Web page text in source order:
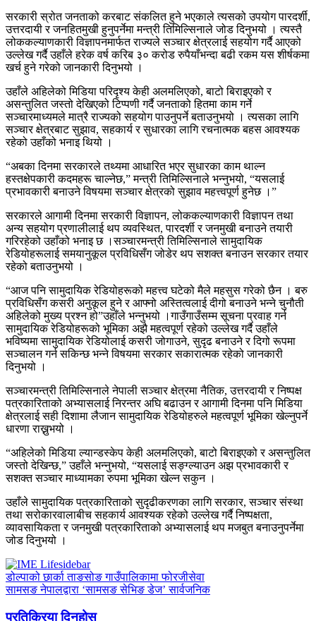
सरकारी स्रोत जनताको करबाट संकलित हुने भएकाले त्यसको उपयोग पारदर्शी,
उत्तरदायी र जनहितमुखी हुनुपर्नेमा मन्त्री तिमिल्सिनाले जोड दिनुभयो । त्यस्तै
लोककल्याणकारी विज्ञापनमार्फत राज्यले सञ्चार क्षेत्रलाई सहयोग गर्दै आएको
उल्लेख गर्दै उहाँले हरेक वर्ष करिब ३० करोड रुपैयाँभन्दा बढी रकम यस शीर्षकमा
खर्च हुने गरेको जानकारी दिनुभयो ।
उहाँले अहिलेको मिडिया परिदृश्य केही अलमलिएको, बाटो बिराइएको र
असन्तुलित जस्तो देखिएको टिप्पणी गर्दै जनताको हितमा काम गर्ने
सञ्चारमाध्यमले मात्रै राज्यको सहयोग पाउनुपर्ने बताउनुभयो । त्यसका लागि
सञ्चार क्षेत्रबाट सुझाव, सहकार्य र सुधारका लागि रचनात्मक बहस आवश्यक
रहेको उहाँको भनाइ थियो ।
“अबका दिनमा सरकारले तथ्यमा आधारित भएर सुधारका काम थाल्न
हस्तक्षेपकारी कदमहरू चाल्नेछ,” मन्त्री तिमिल्सिनाले भन्नुभयो, “यसलाई
प्रभावकारी बनाउने विषयमा सञ्चार क्षेत्रको सुझाव महत्त्वपूर्ण हुनेछ ।”
सरकारले आगामी दिनमा सरकारी विज्ञापन, लोककल्याणकारी विज्ञापन तथा
अन्य सहयोग प्रणालीलाई थप व्यवस्थित, पारदर्शी र जनमुखी बनाउने तयारी
गरिरहेको उहाँको भनाइ छ ।सञ्चारमन्त्री तिमिल्सिनाले सामुदायिक
रेडियोहरूलाई समयानुकूल प्रविधिसँग जोडेर थप सशक्त बनाउन सरकार तयार
रहेको बताउनुभयो ।
“आज पनि सामुदायिक रेडियोहरूको महत्त्व घटेको मैले महसुस गरेको छैन । बरु
प्रविधिसँग कसरी अनुकूल हुने र आफ्नो अस्तित्वलाई दीगो बनाउने भन्ने चुनौती
अहिलेको मुख्य प्रश्न हो”उहाँले भन्नुभयो ।गाउँगाउँसम्म सूचना प्रवाह गर्न
सामुदायिक रेडियोहरूको भूमिका अझै महत्वपूर्ण रहेको उल्लेख गर्दै उहाँले
भविष्यमा सामुदायिक रेडियोलाई कसरी जोगाउने, सुदृढ बनाउने र दिगो रूपमा
सञ्चालन गर्न सकिन्छ भन्ने विषयमा सरकार सकारात्मक रहेको जानकारी
दिनुभयो ।
सञ्चारमन्त्री तिमिल्सिनाले नेपाली सञ्चार क्षेत्रमा नैतिक, उत्तरदायी र निष्पक्ष
पत्रकारिताको अभ्यासलाई निरन्तर अघि बढाउन र आगामी दिनमा पनि मिडिया
क्षेत्रलाई सही दिशामा लैजान सामुदायिक रेडियोहरुले महत्वपूर्ण भूमिका खेल्नुपर्ने
धारणा राख्नुभयो ।
“अहिलेको मिडिया ल्यान्डस्केप केही अलमलिएको, बाटो बिराइएको र असन्तुलित
जस्तो देखिन्छ,” उहाँले भन्नुभयो, “यसलाई सङ्ग्ल्याउन अझ प्रभावकारी र
सशक्त सञ्चार माध्यामका रुपमा भूमिका खेल्न सकुन ।
उहाँले सामुदायिक पत्रकारिताको सुदृढीकरणका लागि सरकार, सञ्चार संस्था
तथा सरोकारवालाबीच सहकार्य आवश्यक रहेको उल्लेख गर्दै निष्पक्षता,
व्यावसायिकता र जनमुखी पत्रकारिताको अभ्यासलाई थप मजबुत बनाउनुपर्नेमा
जोड दिनुभयो ।
डोल्पाको छार्का ताङसोङ गाउँपालिकामा फोरजीसेवा
सामसङ नेपालद्वारा ‘सामसङ सेभिङ डेज’ सार्वजनिक
प्रतिक्रिया दिनुहोस्